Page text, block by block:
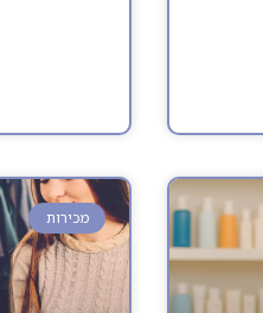
מכירות